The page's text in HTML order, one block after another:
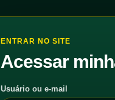
ENTRAR NO SITE
Acessar
Usuário ou e-mail